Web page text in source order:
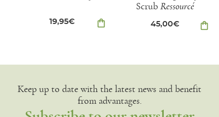
19,95€ shopping_bag
Scrub Ressourcé
45,00€ shopping_bag
Keep up to date with the latest news and benefit
from advantages.